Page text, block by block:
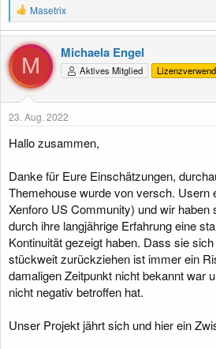
R
e
a
k
i
o
n
n
Masetrix
M
Michaela Engel
Aktives Mitglied
23. Aug. 2022
Hallo zusammen,
Danke für Eure Einschätzungen,
Themehouse wurde von versch. Usern
Xenforo US Community) und wir haben
durch ihre langjährige Erfahrung eine
Kontinuität gezeigt haben. Dass sie
stückweit zurückziehen ist immer ein
damaligen Zeitpunkt nicht bekannt war
nicht negativ betroffen hat.
Unser Projekt jährt sich und hier ein